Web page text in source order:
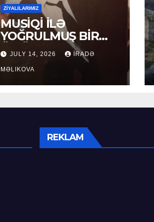
ZİYALILARIMIZ
MUSİQİ İLƏ
YOĞRULMUŞ BİR
ÖMÜR
JULY 14, 2026 İRADƏ
MƏLIKOVA
REKLAM